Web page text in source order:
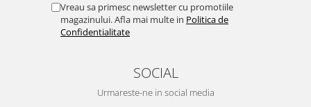
Vreau sa primesc newsletter cu promotiile
magazinului. Afla mai multe in Politica de
Confidentialitate
SOCIAL
Urmareste-ne in social media